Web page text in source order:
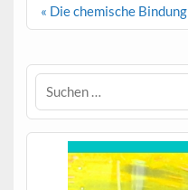
Beitragsnavigation
« Die chemische Bindung